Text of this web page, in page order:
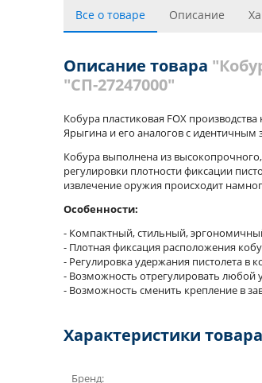
Все о товаре Описание
Описание товара
"СП-27247000"
Кобура пластиковая FOX
Ярыгина и его аналогов с идентичным
Кобура выполнена из
регулировки плотности фиксации
извлечение оружия происходит
Особенности:
- Компактный, стильный,
- Плотная фиксация расположения
- Регулировка удержания пистолета в
- Возможность отрегулировать любой
- Возможность сменить крепление в
Характеристики товара
Бренд: